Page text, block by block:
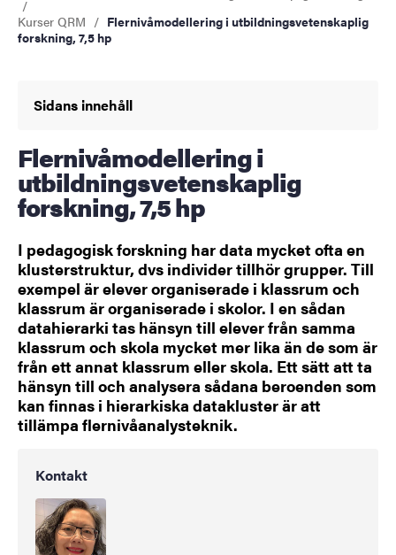
Kurser QRM
Flernivåmodellering i utbildningsvetenskaplig
forskning, 7,5 hp
Sidans innehåll
Flernivåmodellering i
utbildningsvetenskaplig
forskning, 7,5 hp
I pedagogisk forskning har data mycket ofta en
klusterstruktur, dvs individer tillhör grupper. Till
exempel är elever organiserade i klassrum och
klassrum är organiserade i skolor. I en sådan
datahierarki tas hänsyn till elever från samma
klassrum och skola mycket mer lika än de som är
från ett annat klassrum eller skola. Ett sätt att ta
hänsyn till och analysera sådana beroenden som
kan finnas i hierarkiska datakluster är att
tillämpa flernivåanalysteknik.
Kontakt